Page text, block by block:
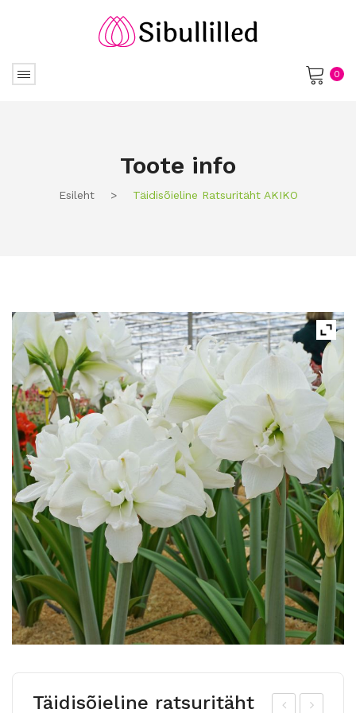
0
Toote info
Esileht > Täidisõieline Ratsuritäht AKIKO
Täidisõieline ratsuritäht